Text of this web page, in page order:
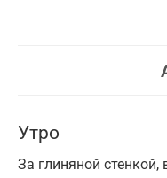
Утро
За глиняной